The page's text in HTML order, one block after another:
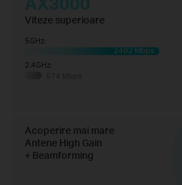
Viteze superioare
5GHz:
2402 Mbps
2.4GHz:
Acoperire mai mare
Antene High Gain
+ Beamforming